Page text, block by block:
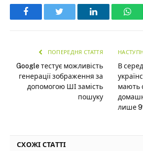
Facebook LinkedIn
ПОПЕРЕДНЯ СТАТТЯ
Google тестує можливість
генерації зображення за
допомогою ШІ замість
пошуку
В
мають
лише
СХОЖІ СТАТТІ